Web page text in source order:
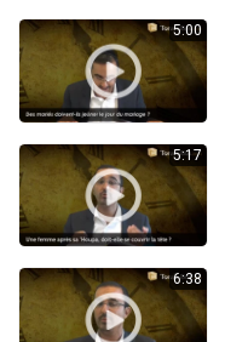
5:00
5:17
6:38